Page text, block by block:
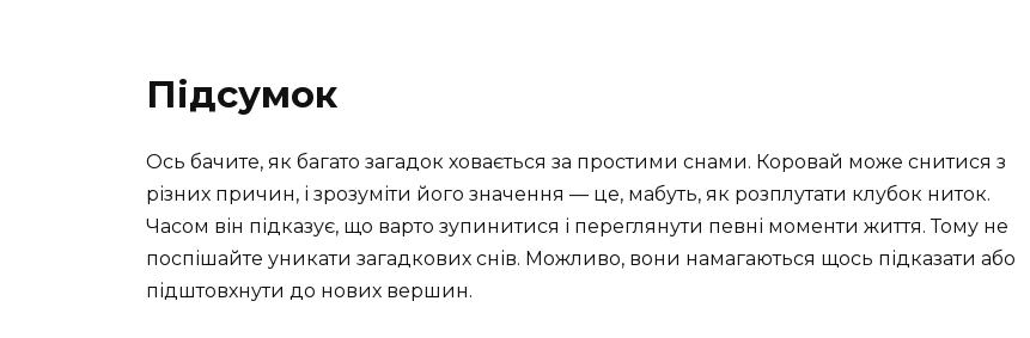
Підсумок
Ось бачите, як багато загадок ховається за простими снами. Коровай може снитися з
різних причин, і зрозуміти його значення — це, мабуть, як розплутати клубок ниток.
Часом він підказує, що варто зупинитися і переглянути певні моменти життя. Тому не
поспішайте уникати загадкових снів. Можливо, вони намагаються щось підказати або
підштовхнути до нових вершин.